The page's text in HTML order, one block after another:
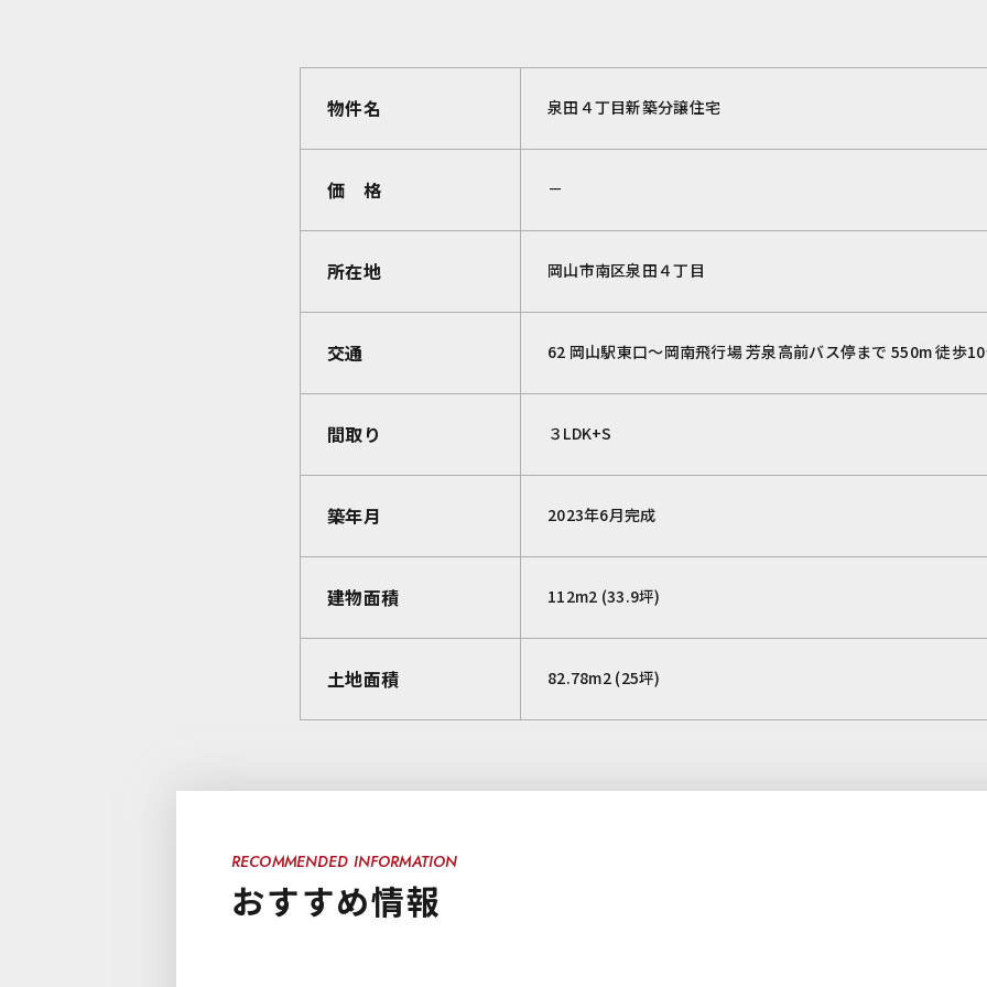
物件名 泉田４丁目新築分譲住宅
価 格 －
所在地 岡山市南区泉田４丁目
交通 62 岡山駅東口～岡南飛行場 芳泉高前バス停まで 550m 徒歩
間取り ３LDK+S
築年月 2023年6月完成
建物面積 112m2 (33.9坪)
土地面積 82.78m2 (25坪)
RECOMMENDED INFORMATION
おすすめ情報